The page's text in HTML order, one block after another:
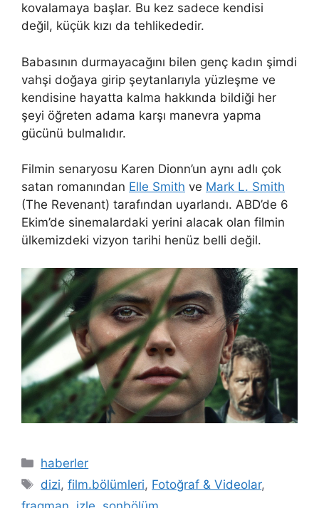
kovalamaya başlar. Bu kez sadece kendisi
değil, küçük kızı da tehlikededir.
Babasının durmayacağını bilen genç kadın şimdi
vahşi doğaya girip şeytanlarıyla yüzleşme ve
kendisine hayatta kalma hakkında bildiği her
şeyi öğreten adama karşı manevra yapma
gücünü bulmalıdır.
Filmin senaryosu Karen Dionn’un aynı adlı çok
satan romanından Elle Smith ve Mark L. Smith
(The Revenant) tarafından uyarlandı. ABD’de 6
Ekim’de sinemalardaki yerini alacak olan filmin
ülkemizdeki vizyon tarihi henüz belli değil.
Kategoriler
haberler
Etiketler
dizi,film.bölümleri, Fotoğraf & Videolar,